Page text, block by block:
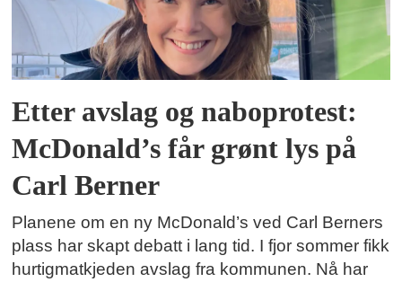
Etter avslag og naboprotest:
McDonald’s får grønt lys på
Carl Berner
Planene om en ny McDonald’s ved Carl Berners
plass har skapt debatt i lang tid. I fjor sommer fikk
hurtigmatkjeden avslag fra kommunen. Nå har